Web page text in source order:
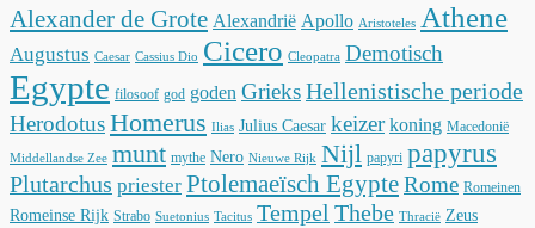
Alexander de Grote Alexandrië Apollo Aristoteles Athene
Augustus Caesar Cassius Dio Cicero Cleopatra Demotisch
Egypte filosoof god goden GrieksHellenistische periode
HerodotusHomerus Ilias Julius Caesar keizer koning Macedonië
Middellandse Zee munt mythe Nero Nieuwe Rijk Nijl papyri papyrus
Plutarchus priester Ptolemaeïsch EgypteRome Romeinen
Romeinse Rijk Strabo Suetonius Tacitus Tempel Thebe Thracië Zeus